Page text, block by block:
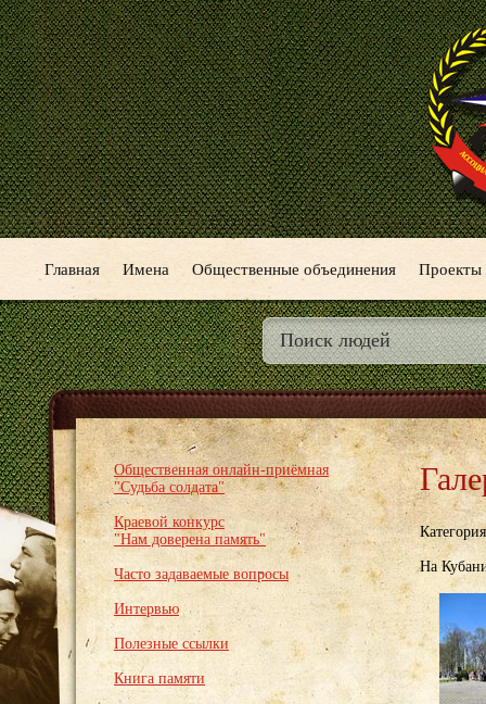
Главная Имена Общественные объединения Проекты
Общественная онлайн-приёмная
"Судьба солдата"
Краевой конкурс
"Нам доверена память"
Часто задаваемые вопросы
Интервью
Полезные ссылки
Книга памяти
На